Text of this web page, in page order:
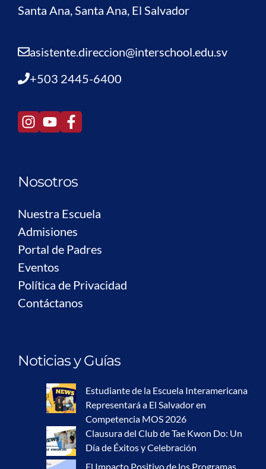
Santa Ana, Santa Ana, El Salvador
asistente.direccion@interschool.edu.sv
+503 2445-6400
Nosotros
Nuestra Escuela
Admisiones
Portal de Padres
Eventos
Política de Privacidad
Contáctanos
Noticias y Guías
Estudiante de la Escuela Interamericana
Representará a El Salvador en
Competencia MOS 2026
Clausura del Club de Tae Kwon Do: Un
Día de Éxitos y Celebración
El Impacto Positivo de los Programas